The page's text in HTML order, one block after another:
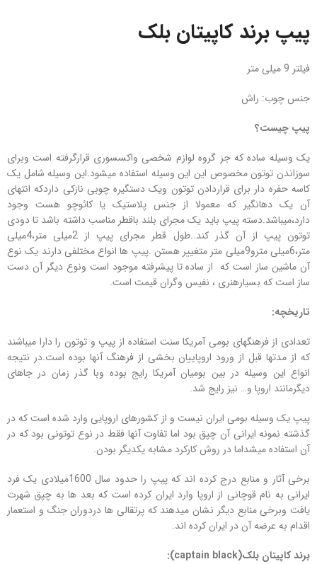
پیپ برند کاپیتان بلک
فیلتر 9 میلی متر
جنس چوب: راش
پیپ چیست؟
یک وسیله ساده که جز گروه لوازم شخصی واکسسوری قرارگرفته است وبرای
سوزاندن توتون مخصوص این این وسیله استفاده میشود.این وسیله شامل یک
کاسه حفره دار برای قراردادن توتون ویک دستگیره چوبی نازکی داردکه انتهای
آن یک دهانگیر که معمولا از جنس پلاستیک یا کائوچو هست وجود
دارد،میباشد.دسته پیپ باید یک مجرای بلند باقطر مناسب داشته باشد تا دودی
توتون پیپ از آن گذر کند..طول قطر مجرای پیپ از 2میلی متر،4میلی
متر،6میلی مترو9میلی متر متغییر هستن .پیپ ها انواع مختلفی دارند یک نوع
آن ماشین ساز است که از ساده تا پیشرفته موجود است ونوع دیگر آن دست
ساز است که بسیارهنری ، نفیس وگران قیمت است.
تاریخچه:
تعدادی از فرهنگهای بومی آمریکا سنت استفاده از پیپ و توتون را دارا میباشند
که از مدتها قبل از ورود اروپاییان بخشی از فرهنگ آنها بوده است.در نتیجه
انواع این وسیله در بین بومیان آمریکا رایج بوده وبا گذر زمان در جاهای
دیگرمانند اروپا و… نیز رایج شد.
پیپ یک وسیله بومی ایران نیست و از کشورهای اروپایی وارد شده است که در
گذشته نمونه ایرانی آن چپق بود اما تفاوت آنها فقط در نوع توتونی بود که در
آن استفاده میشداما در روش کارکرد مشابه یکدیگر بودن.
برخی آثار و منابع درج کرده اند که پیپ را حدود سال 1600میلادی یک فرد
ایرانی به نام قوچانی از اروپا وارد ایران کرده است که بعد ها به چپق شهرت
یافت وبرخی منابع دیگر نشان میدهند که پرتقالی ها دردوران جنگ و استعمار
اقدام به عرضه آن در ایران کرده اند.
برند کاپیتان بلک(captain black)
: